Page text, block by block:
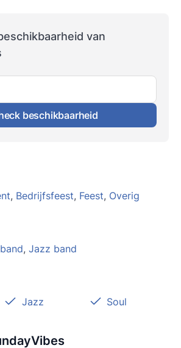
van
beschikbaarheid
, Bedrijfsfeest, Feest, Overig
, Jazz band
Jazz Soul